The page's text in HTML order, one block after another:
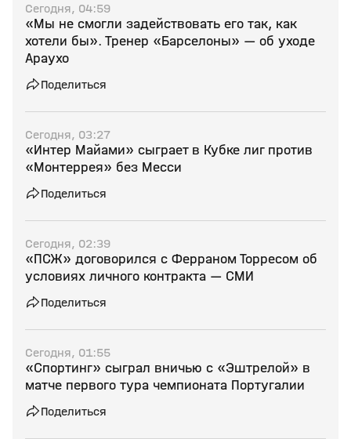
Сегодня, 04:59
«Мы не смогли задействовать его так, как
хотели бы». Тренер «Барселоны» — об уходе
Араухо
Поделиться
Сегодня, 03:27
«Интер Майами» сыграет в Кубке лиг против
«Монтеррея» без Месси
Поделиться
Сегодня, 02:39
«ПСЖ» договорился с Ферраном Торресом об
условиях личного контракта — СМИ
Поделиться
Сегодня, 01:55
«Спортинг» сыграл вничью с «Эштрелой» в
матче первого тура чемпионата Португалии
Поделиться